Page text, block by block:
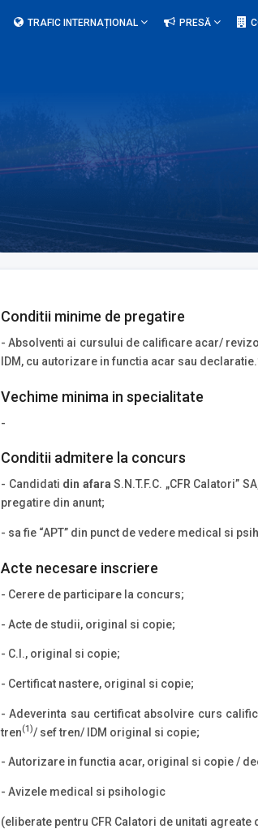
TRAFIC INTERNAȚIONAL PRESĂ
Conditii minime de pregatire
- Absolventi ai cursului de calificare acar/
IDM, cu autorizare in functia acar sau declaratie.
Vechime minima in specialitate
-
Conditii admitere la concurs
- Candidati din afara S.N.T.F.C. „CFR
pregatire din anunt;
- sa fie “APT” din punct de vedere medical si
Acte necesare inscriere
- Cerere de participare la concurs;
- Acte de studii, original si copie;
- C.I., original si copie;
- Certificat nastere, original si copie;
- Adeverinta sau certificat absolvire curs
tren(1)/ sef tren/ IDM original si copie;
- Autorizare in functia acar, original si copie /
- Avizele medical si psihologic
(eliberate pentru CFR Calatori de unitati